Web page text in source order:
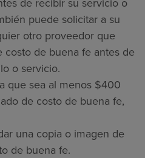
puede solicitar a su
otro proveedor que
costo de buena fe antes de
o servicio.
que sea al menos $400
de costo de buena fe,
una copia o imagen de
de buena fe.